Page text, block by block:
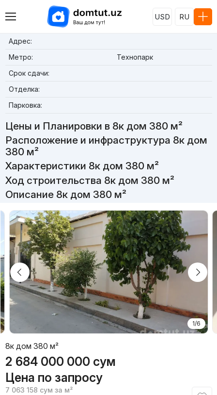
USD RU
Адрес:
Метро:
Технопарк
Срок сдачи:
Отделка:
Парковка:
Цены и Планировки в 8к дом 380 м²
Расположение и инфраструктура 8к дом
380 м²
Характеристики 8к дом 380 м²
Ход строительства 8к дом 380 м²
Описание 8к дом 380 м²
1/6
8к дом 380 м²
2 684 000 000 сум
Цена по запросу
7 063 158 сум за м²